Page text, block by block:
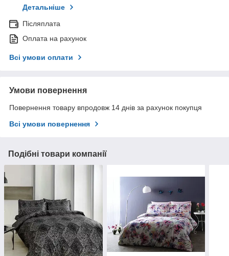
Детальніше
Післяплата
Оплата на рахунок
Всі умови оплати
Умови повернення
Повернення товару впродовж 14 днів за рахунок покупця
Всі умови повернення
Подібні товари компанії